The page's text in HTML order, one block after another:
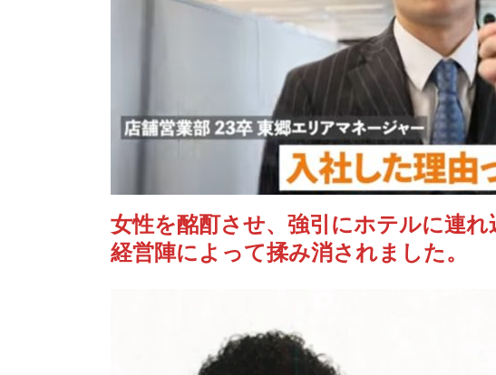
女性を酩酊させ、強引にホテルに連
経営陣によって揉み消されました。